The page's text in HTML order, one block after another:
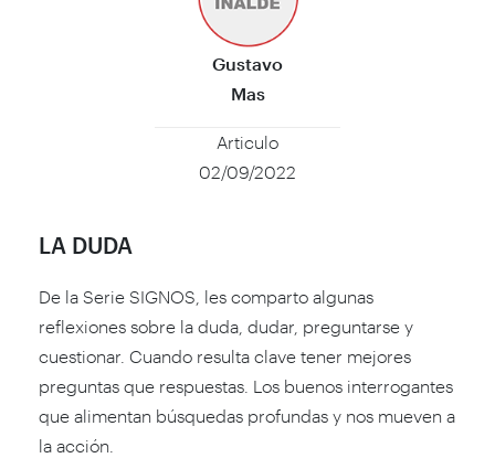
Gustavo
Mas
Articulo
02/09/2022
LA DUDA
De la Serie SIGNOS, les comparto algunas
reflexiones sobre la duda, dudar, preguntarse y
cuestionar. Cuando resulta clave tener mejores
preguntas que respuestas. Los buenos interrogantes
que alimentan búsquedas profundas y nos mueven a
la acción.